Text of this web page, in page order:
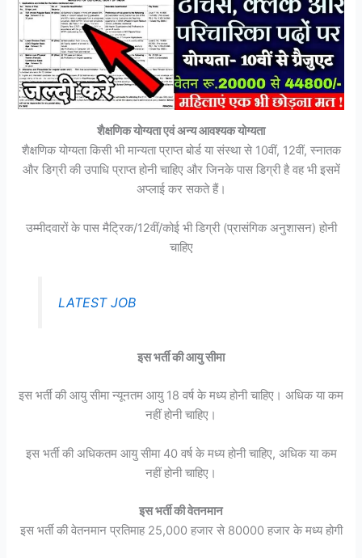
शैक्षणिक योग्यता एवं अन्य आवश्यक योग्यता
शैक्षणिक योग्यता किसी भी मान्यता प्राप्त बोर्ड या संस्था से 10वीं, 12वीं, स्नातक
और डिग्री की उपाधि प्राप्त होनी चाहिए और जिनके पास डिग्री है वह भी इसमें
अप्लाई कर सकते हैं।
उम्मीदवारों के पास मैट्रिक/12वीं/कोई भी डिग्री (प्रासंगिक अनुशासन) होनी
चाहिए
LATEST JOB
इस भर्ती की आयु सीमा
इस भर्ती की आयु सीमा न्यूनतम आयु 18 वर्ष के मध्य होनी चाहिए। अधिक या कम
नहीं होनी चाहिए।
इस भर्ती की अधिकतम आयु सीमा 40 वर्ष के मध्य होनी चाहिए, अधिक या कम
नहीं होनी चाहिए।
इस भर्ती की वेतनमान
इस भर्ती की वेतनमान प्रतिमाह 25,000 हजार से 80000 हजार के मध्य होगी